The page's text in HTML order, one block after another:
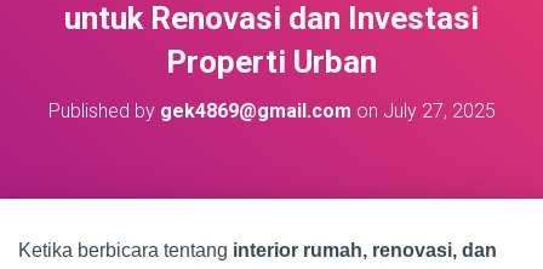
untuk Renovasi dan Investasi
Properti Urban
Published by gek4869@gmail.com on July 27, 2025
Ketika berbicara tentang interior rumah, renovasi, dan